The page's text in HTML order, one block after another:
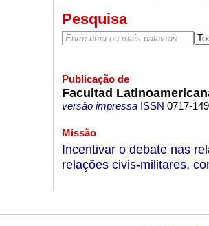
Pesquisa
Publicação de
Facultad
versão impressaISSN 0717-
Missão
Incentivar o debate nas
relações civis-militares,